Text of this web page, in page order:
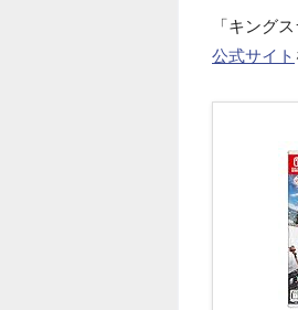
「キング
公式サイト